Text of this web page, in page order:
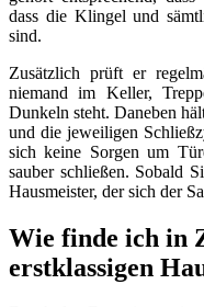
dass die Klingel und
sind.
Zusätzlich prüft er
niemand im Keller,
Dunkeln steht. Daneben
und die jeweiligen
sich keine Sorgen um
sauber schließen. Sobald
Hausmeister, der sich der
Wie finde ich in
erstklassigen